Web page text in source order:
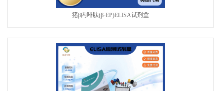
猪β内啡肽(β-EP)ELISA试剂盒